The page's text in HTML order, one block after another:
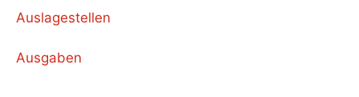
Auslagestellen
Ausgaben